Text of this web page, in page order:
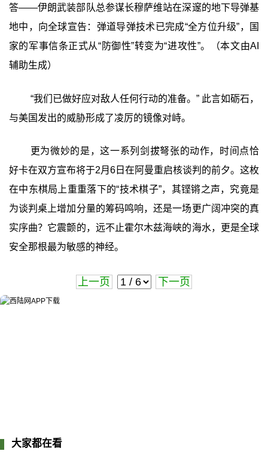
答——伊朗武装部队总参谋长穆萨维站在深邃的地下导弹基
地中，向全球宣告：弹道导弹技术已完成“全方位升级”，国
家的军事信条正式从“防御性”转变为“进攻性”。（本文由AI
辅助生成）
“我们已做好应对敌人任何行动的准备。” 此言如砺石，
与美国发出的威胁形成了凌厉的镜像对峙。
更为微妙的是，这一系列剑拔弩张的动作，时间点恰
好卡在双方宣布将于2月6日在阿曼重启核谈判的前夕。这枚
在中东棋局上重重落下的“技术棋子”，其铿锵之声，究竟是
为谈判桌上增加分量的筹码鸣响，还是一场更广阔冲突的真
实序曲？它震颤的，远不止霍尔木兹海峡的海水，更是全球
安全那根最为敏感的神经。
上一页 下一页
大家都在看